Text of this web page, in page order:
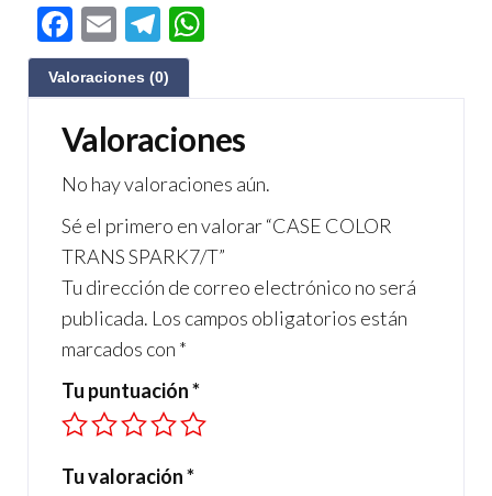
F
ac
e
b
o
o
k
E
m
ail
Te
le
gr
a
m
s
A
p
p
Valoraciones (0)
Valoraciones
No hay valoraciones aún.
Sé el primero en valorar “CASE COLOR
TRANS SPARK7/T”
Tu dirección de correo electrónico no será
publicada. Los campos obligatorios están
marcados con *
Tu puntuación*
Tu valoración*